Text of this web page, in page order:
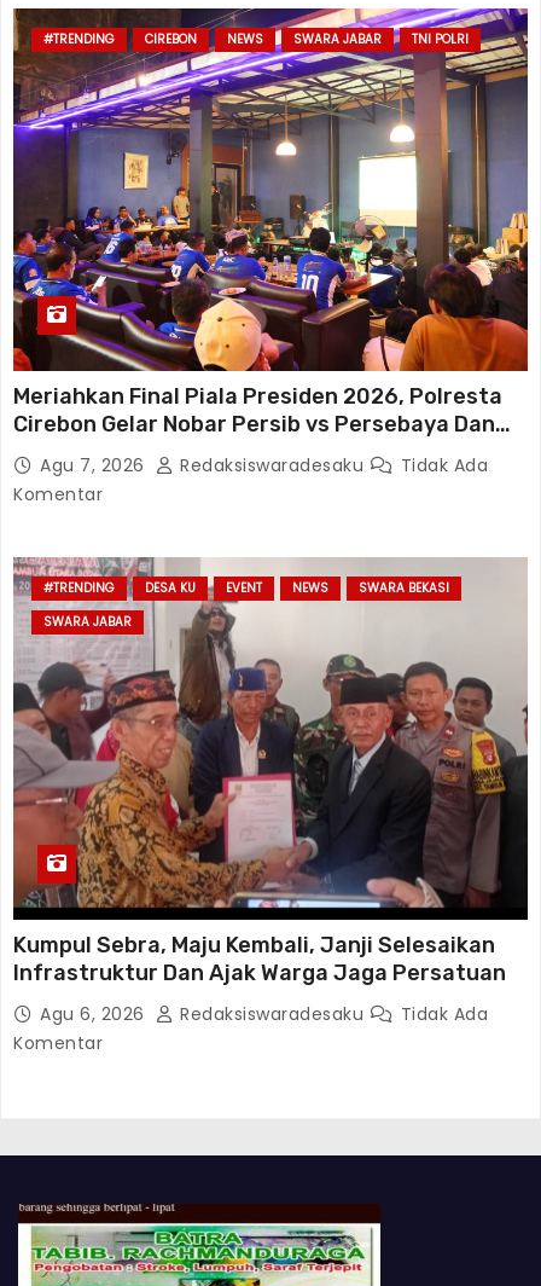
#TRENDING CIREBON NEWS SWARA JABAR TNI POLRI
Meriahkan Final Piala Presiden 2026, Polresta
Cirebon Gelar Nobar Persib vs Persebaya Dan
Bagi-Bagi Motor Listrik
Agu 7, 2026 Redaksiswaradesaku
Tidak Ada
Komentar
#TRENDING DESA KU EVENT NEWS
SWARA BEKASI
SWARA JABAR
Kumpul Sebra, Maju Kembali, Janji Selesaikan
Infrastruktur Dan Ajak Warga Jaga Persatuan
Agu 6, 2026 Redaksiswaradesaku
Tidak Ada
Komentar